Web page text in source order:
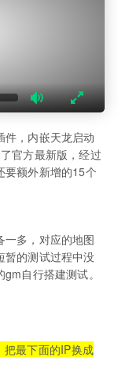
，内嵌天龙启动
官方最新版，经过
要额外新增的15个
多，对应的地图
暂的测试过程中没
自行搭建测试。
最下面的IP换成